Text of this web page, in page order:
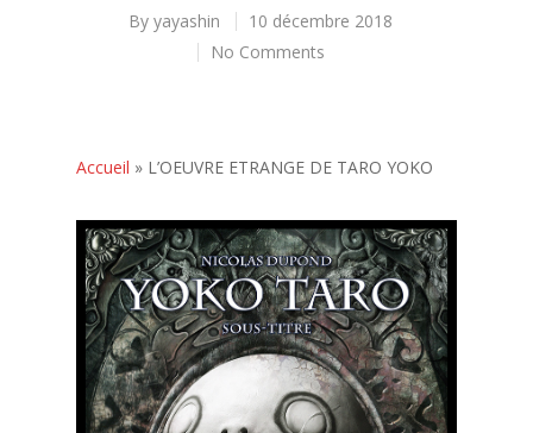
By yayashin
10 décembre 2018
No Comments
Accueil » L’OEUVRE ETRANGE DE TARO YOKO